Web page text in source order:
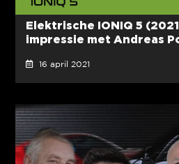
Elektrische IONIQ 5
impressie met Andreas
16 april 2021